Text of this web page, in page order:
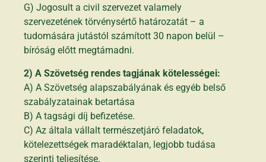
G) Jogosult a civil szervezet valamely
szervezetének törvénysértő határozatát – a
tudomására jutástól számított 30 napon belül –
bíróság előtt megtámadni.
2) A Szövetség rendes tagjának kötelességei:
A) A Szövetség alapszabályának és egyéb belső
szabályzatainak betartása
B) A tagsági díj befizetése.
C) Az általa vállalt természetjáró feladatok,
kötelezettségek maradéktalan, legjobb tudása
szerinti teljesítése.